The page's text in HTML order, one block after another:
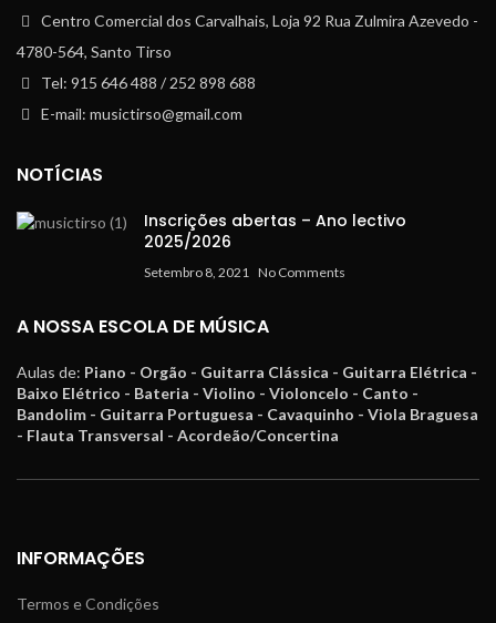
Centro Comercial dos Carvalhais, Loja 92 Rua Zulmira Azevedo -
4780-564, Santo Tirso
Tel: 915 646 488 / 252 898 688
E-mail: musictirso@gmail.com
NOTÍCIAS
Inscrições abertas – Ano lectivo
2025/2026
Setembro 8, 2021 No Comments
A NOSSA ESCOLA DE MÚSICA
Aulas de: Piano - Orgão - Guitarra Clássica - Guitarra Elétrica -
Baixo Elétrico - Bateria - Violino - Violoncelo - Canto -
Bandolim - Guitarra Portuguesa - Cavaquinho - Viola Braguesa
- Flauta Transversal - Acordeão/Concertina
INFORMAÇÕES
Termos e Condições